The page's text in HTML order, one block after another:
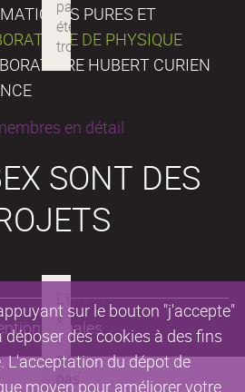
sur le bouton "j'accepte"
des cookies à des fins
L'acceptation du dépot de
moyen pour améliorer votre
PURES ET
DE PHYSIQUE
HUBERT CURIEN
en détail
SONT DES
légales